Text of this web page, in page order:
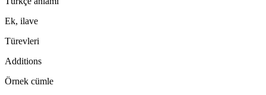
Ek, ilave
Türevleri
Additions
Örnek cümle